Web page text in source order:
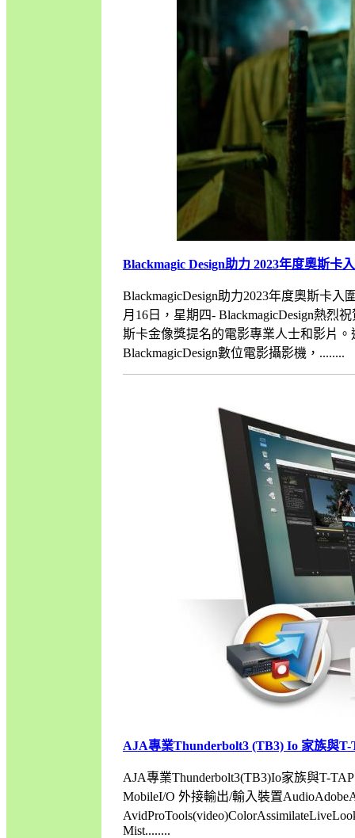
Blackmagic Design助力 2023年度奧斯卡
BlackmagicDesign助力2023年度奧斯卡入
月16日，星期四- BlackmagicDesign熱烈
斯卡金像獎提名的電影專業人士和影片
BlackmagicDesign數位電影攝影機，........
AJA專業Thunderbolt3 (TB3) Io 家族與T-
AJA專業Thunderbolt3(TB3)Io家族與T-
MobileI/O 外接輸出/輸入裝置
Mist........